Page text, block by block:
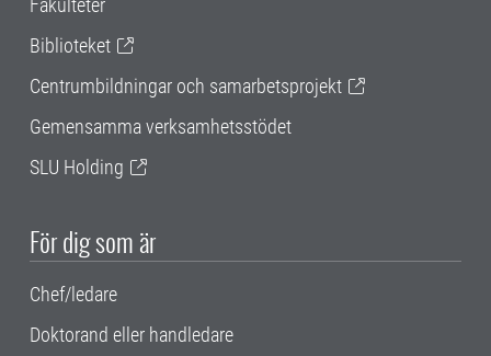
Fakulteter
Biblioteket
Centrumbildningar och samarbetsprojekt
Gemensamma verksamhetsstödet
SLU Holding
För dig som är
Chef/ledare
Doktorand eller handledare